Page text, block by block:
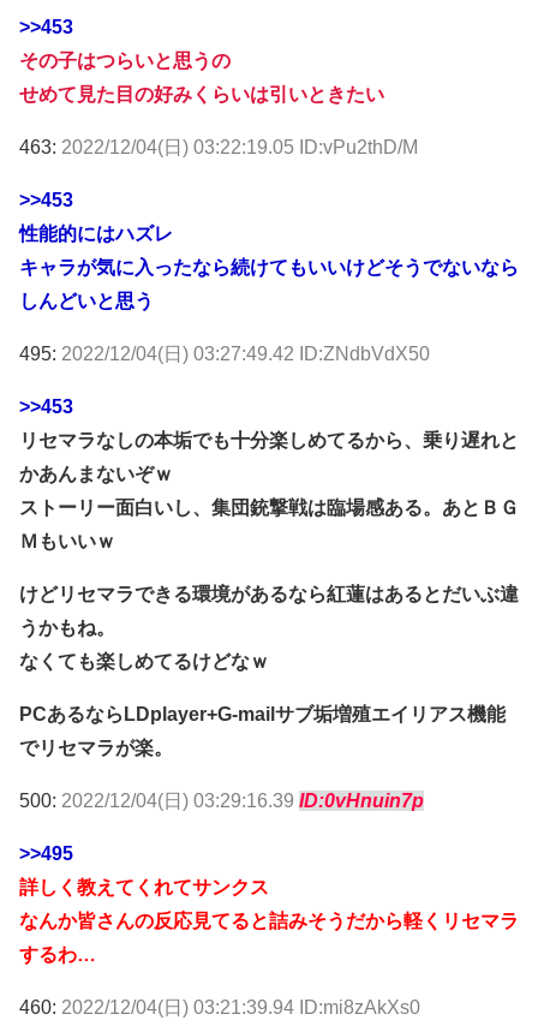
>>453
その子はつらいと思うの
せめて見た目の好みくらいは引いときたい
463: 2022/12/04(日) 03:22:19.05 ID:vPu2thD/M
>>453
性能的にはハズレ
キャラが気に入ったなら続けてもいいけどそうでないなら
しんどいと思う
495: 2022/12/04(日) 03:27:49.42 ID:ZNdbVdX50
>>453
リセマラなしの本垢でも十分楽しめてるから、乗り遅れと
かあんまないぞｗ
ストーリー面白いし、集団銃撃戦は臨場感ある。あとＢＧ
Ｍもいいｗ
けどリセマラできる環境があるなら紅蓮はあるとだいぶ違
うかもね。
なくても楽しめてるけどなｗ
PCあるならLDplayer+G-mailサブ垢増殖エイリアス機能
でリセマラが楽。
500: 2022/12/04(日) 03:29:16.39 ID:0vHnuin7p
>>495
詳しく教えてくれてサンクス
なんか皆さんの反応見てると詰みそうだから軽くリセマラ
するわ…
460: 2022/12/04(日) 03:21:39.94 ID:mi8zAkXs0